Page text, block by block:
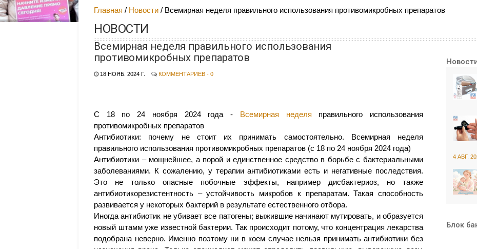
Главная Новости Всемирная неделя правильного использования противомикробных препаратов
НОВОСТИ
Всемирная неделя правильного использования
противомикробных препаратов
18 НОЯБ. 2024 Г. КОММЕНТАРИЕВ - 0
С 18 по 24 ноября 2024 года - Всемирная неделя правильного использования
противомикробных препаратов
Антибиотики: почему не стоит их принимать самостоятельно. Всемирная неделя
правильного использования противомикробных препаратов (с 18 по 24 ноября 2024 года)
Антибиотики – мощнейшее, а порой и единственное средство в борьбе с бактериальными
заболеваниями. К сожалению, у терапии антибиотиками есть и негативные последствия.
Это не только опасные побочные эффекты, например дисбактериоз, но также
антибиотикорезистентность – устойчивость микробов к препаратам. Такая способность
развивается у некоторых бактерий в результате естественного отбора.
Иногда антибиотик не убивает все патогены; выжившие начинают мутировать, и образуется
новый штамм уже известной бактерии. Так происходит потому, что концентрация лекарства
подобрана неверно. Именно поэтому ни в коем случае нельзя принимать антибиотики без
4 АВГ.
Блок